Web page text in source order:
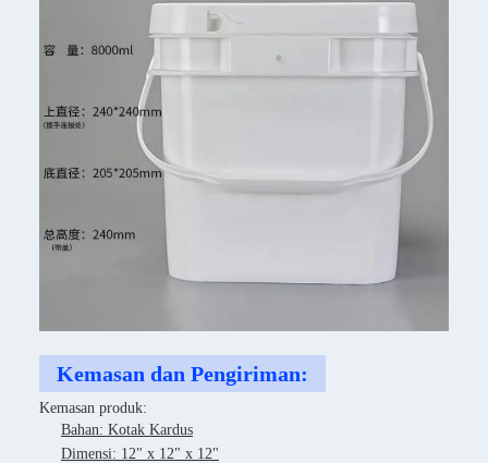
Kemasan dan Pengiriman:
Kemasan produk:
Bahan: Kotak Kardus
Dimensi: 12" x 12" x 12"